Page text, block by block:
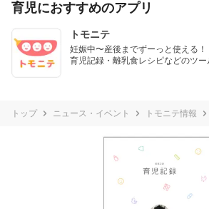
育児におすすめのアプリ
トモニテ
妊娠中〜産後までずーっと使える！
育児記録・離乳食レシピなどのツー
トップ ニュース・イベント トモニテ情報